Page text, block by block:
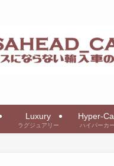
Luxury
ラグジュアリー
Hyper-
ハイパーカ